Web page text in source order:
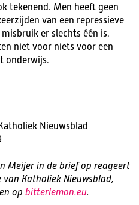
tekenend. Men heeft geen
van een repressieve
er slechts één is.
niet voor niets voor een
onderwijs.
Nieuwsblad
Meijer in de brief op reageert
Katholiek Nieuwsblad,
op bitterlemon.eu.